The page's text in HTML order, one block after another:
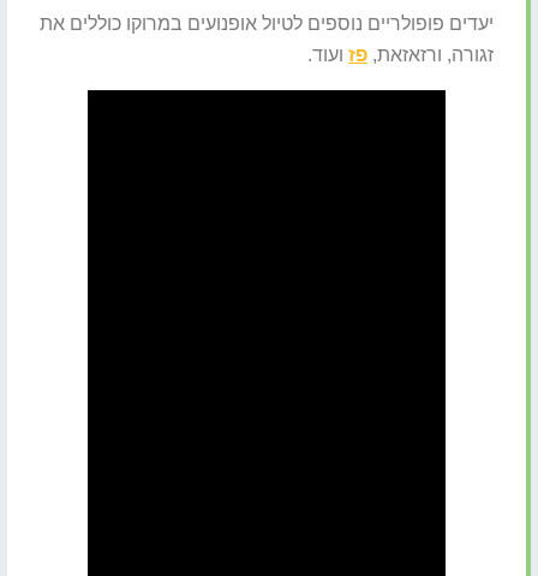
יעדים פופולריים נוספים לטיול אופנועים במרוקו כוללים את
זגורה, ורזאזאת, פז ועוד.